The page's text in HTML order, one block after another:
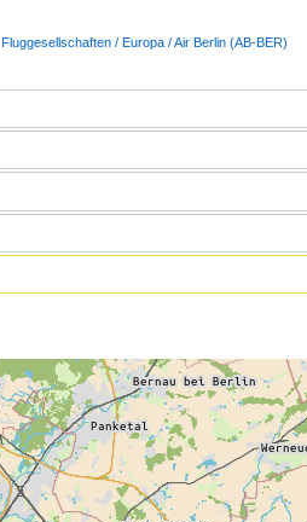
Fluggesellschaften / Europa / Air Berlin (AB-BER)